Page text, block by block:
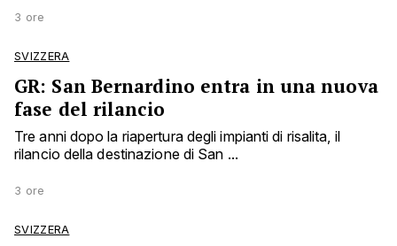
3 ore
SVIZZERA
GR: San Bernardino entra in una nuova
fase del rilancio
Tre anni dopo la riapertura degli impianti di risalita, il
rilancio della destinazione di San ...
3 ore
SVIZZERA